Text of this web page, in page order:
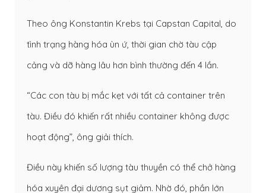
Theo ông Konstantin Krebs tại Capstan Capital, do
tình trạng hàng hóa ùn ứ, thời gian chờ tàu cập
cảng và dỡ hàng lâu hơn bình thường đến 4 lần.
“Các con tàu bị mắc kẹt với tất cả container trên
tàu. Điều đó khiến rất nhiều container không được
hoạt động”, ông giải thích.
Điều này khiến số lượng tàu thuyền có thể chở hàng
hóa xuyên đại dương sụt giảm. Nhờ đó, phần lớn